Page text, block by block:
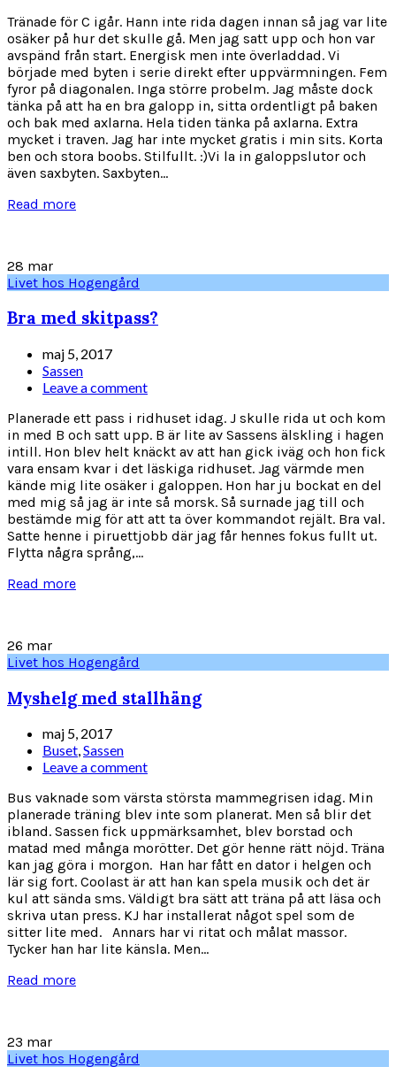
Tränade för C igår. Hann inte rida dagen innan så jag var lite
osäker på hur det skulle gå. Men jag satt upp och hon var
avspänd från start. Energisk men inte överladdad. Vi
började med byten i serie direkt efter uppvärmningen. Fem
fyror på diagonalen. Inga större probelm. Jag måste dock
tänka på att ha en bra galopp in, sitta ordentligt på baken
och bak med axlarna. Hela tiden tänka på axlarna. Extra
mycket i traven. Jag har inte mycket gratis i min sits. Korta
ben och stora boobs. Stilfullt. :)Vi la in galoppslutor och
även saxbyten. Saxbyten...
Read more
28 mar
Livet hos Hogengård
Bra med skitpass?
maj 5, 2017
Sassen
Leave a comment
Planerade ett pass i ridhuset idag. J skulle rida ut och kom
in med B och satt upp. B är lite av Sassens älskling i hagen
intill. Hon blev helt knäckt av att han gick iväg och hon fick
vara ensam kvar i det läskiga ridhuset. Jag värmde men
kände mig lite osäker i galoppen. Hon har ju bockat en del
med mig så jag är inte så morsk. Så surnade jag till och
bestämde mig för att att ta över kommandot rejält. Bra val.
Satte henne i piruettjobb där jag får hennes fokus fullt ut.
Flytta några språng,...
Read more
26 mar
Livet hos Hogengård
Myshelg med stallhäng
maj 5, 2017
Buset,Sassen
Leave a comment
Bus vaknade som värsta största mammegrisen idag. Min
planerade träning blev inte som planerat. Men så blir det
ibland. Sassen fick uppmärksamhet, blev borstad och
matad med många morötter. Det gör henne rätt nöjd. Träna
kan jag göra i morgon. Han har fått en dator i helgen och
lär sig fort. Coolast är att han kan spela musik och det är
kul att sända sms. Väldigt bra sätt att träna på att läsa och
skriva utan press. KJ har installerat något spel som de
sitter lite med. Annars har vi ritat och målat massor.
Tycker han har lite känsla. Men...
Read more
23 mar
Livet hos Hogengård